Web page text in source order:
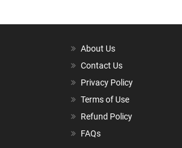
About Us
Contact Us
Privacy Policy
Terms of Use
Refund Policy
FAQs